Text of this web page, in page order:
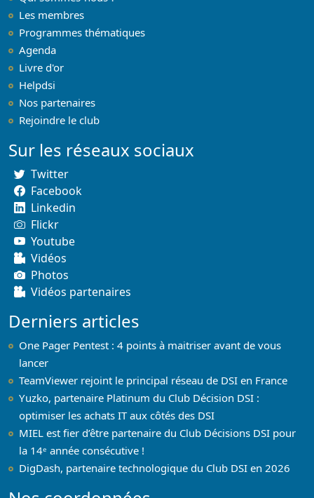
Les membres
Programmes thématiques
Agenda
Livre d'or
Helpdsi
Nos partenaires
Rejoindre le club
Sur les réseaux sociaux
Twitter
Facebook
Linkedin
Flickr
Youtube
Vidéos
Photos
Vidéos partenaires
Derniers articles
One Pager Pentest : 4 points à maitriser avant de vous
lancer
TeamViewer rejoint le principal réseau de DSI en France
Yuzko, partenaire Platinum du Club Décision DSI :
optimiser les achats IT aux côtés des DSI
MIEL est fier d’être partenaire du Club Décisions DSI pour
la 14ᵉ année consécutive !
DigDash, partenaire technologique du Club DSI en 2026